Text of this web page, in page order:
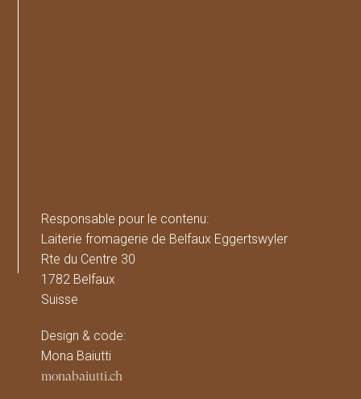
Responsable pour le contenu:
Laiterie fromagerie de Belfaux Eggertswyler
Rte du Centre 30
1782 Belfaux
Suisse
Design & code:
Mona Baiutti
monabaiutti.ch